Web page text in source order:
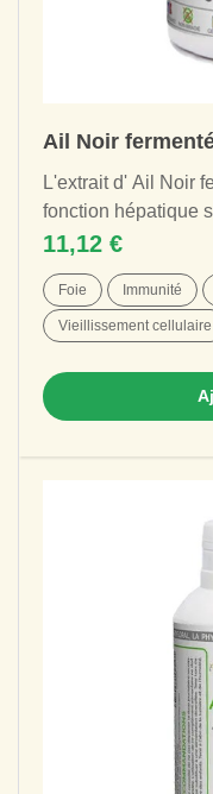
Ail Noir
L'extrait d' Ail Noir fermenté aide à
fonction hépatique saine, contribue au bon
11,12 €
Foie Immunité
Vieillissement cellulaire